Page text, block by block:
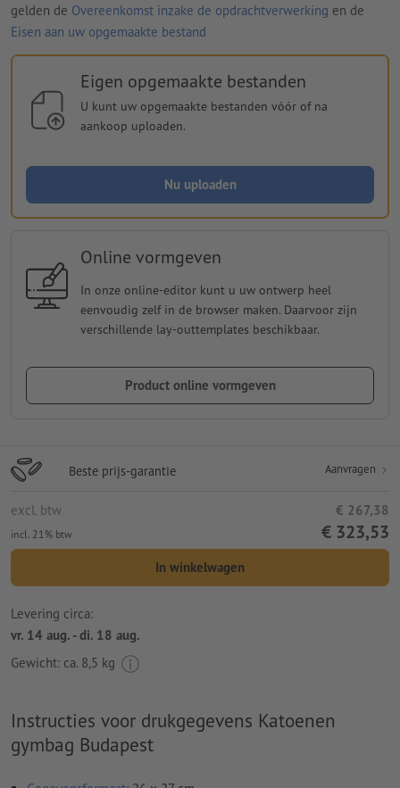
gelden de Overeenkomst inzake de opdrachtverwerking en de
Eisen aan uw opgemaakte bestand
Eigen opgemaakte bestanden
U kunt uw opgemaakte bestanden vóór of na
aankoop uploaden.
Nu uploaden
Online vormgeven
In onze online-editor kunt u uw ontwerp heel
eenvoudig zelf in de browser maken. Daarvoor zijn
verschillende lay-outtemplates beschikbaar.
Product online vormgeven
Beste prijs-garantie Aanvragen
excl. btw € 267,38
incl. 21% btw € 323,53
In winkelwagen
Levering circa:
vr. 14 aug. - di. 18 aug.
Gewicht: ca. 8,5 kg
Instructies voor drukgegevens Katoenen
gymbag Budapest